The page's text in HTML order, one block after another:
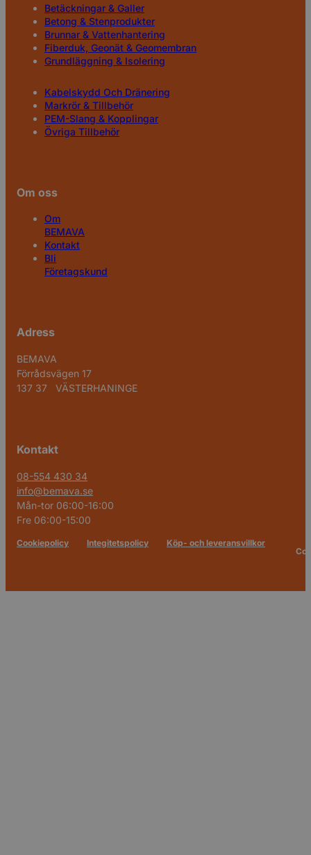
Betäckningar & Galler
Betong & Stenprodukter
Brunnar & Vattenhantering
Fiberduk, Geonät & Geomembran
Grundläggning & Isolering
Kabelskydd Och Dränering
Markrör & Tillbehör
PEM-Slang & Kopplingar
Övriga Tillbehör
Om oss
Om
BEMAVA
Kontakt
Bli
Företagskund
Adress
BEMAVA
Förrådsvägen 17
137 37 VÄSTERHANINGE
Kontakt
08-554 430 34
info@bemava.se
Mån-tor 06:00-16:00
Fre 06:00-15:00
Cookiepolicy Integitetspolicy
Köp- och leveransvillkor